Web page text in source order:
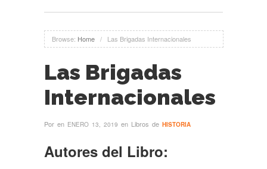
Browse: Home / Las Brigadas Internacionales
Las Brigadas
Internacionales
Por en ENERO 13, 2019 en Libros de HISTORIA
Autores del Libro: